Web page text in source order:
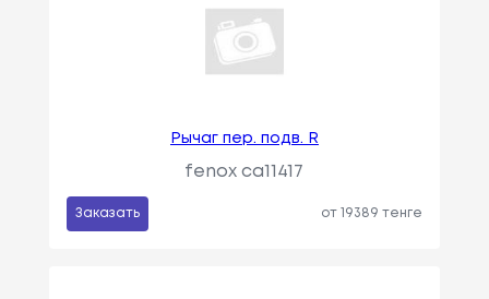
Рычаг пер. подв. R
fenox ca11417
Заказать от 19389 тенге